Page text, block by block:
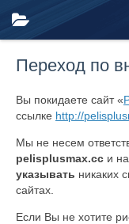
Переход по
Вы покидаете сайт «
ссылке http://
Мы не несем
pelisplusmax.cc и
указывать никаких
сайтах.
Если Вы не хотите